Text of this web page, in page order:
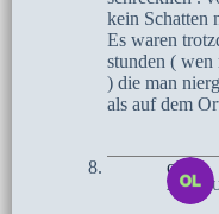
kein Schatten
Es waren
stunden ( wen
) die man
als auf dem
olaf
29.